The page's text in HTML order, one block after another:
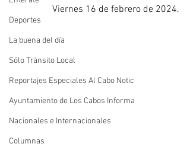
Deportes
La buena del día
Sólo Tránsito Local
Reportajes Especiales Al Cabo Notic
Ayuntamiento de Los Cabos Informa
Nacionales e Internacionales
Columnas
Viernes 16 de febrero de 2024.